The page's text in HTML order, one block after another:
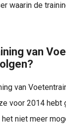
waarin de
van
van
voor 2014 hebt
niet meer